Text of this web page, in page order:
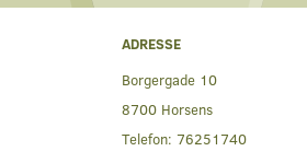
ADRESSE
Borgergade 10
8700 Horsens
Telefon: 76251740